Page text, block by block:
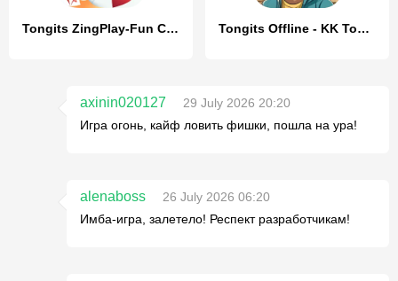
Tongits ZingPlay-Fun Challenge Tongits Offline - KK Tongits
axinin020127
29 July 2026 20:20
Игра огонь, кайф ловить фишки, пошла на ура!
alenaboss
26 July 2026 06:20
Имба-игра, залетело! Респект разработчикам!